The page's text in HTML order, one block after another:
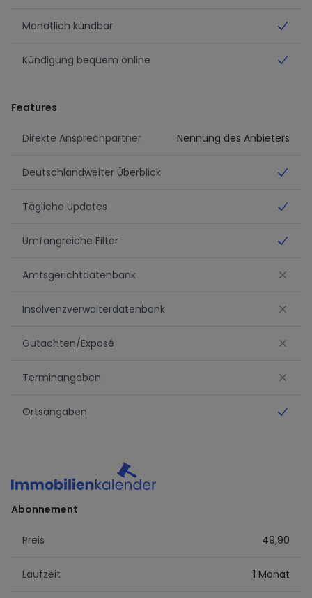
Monatlich kündbar
Kündigung bequem online
Features
Direkte Ansprechpartner Nennung des Anbieters
Deutschlandweiter Überblick
Tägliche Updates
Umfangreiche Filter
Amtsgerichtdatenbank
Insolvenzverwalterdatenbank
Gutachten/Exposé
Terminangaben
Ortsangaben
Abonnement
Preis 49,90
Laufzeit 1 Monat